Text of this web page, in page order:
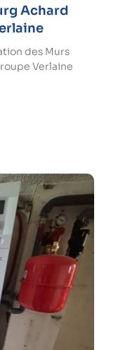
Achard
des Murs
Verlaine